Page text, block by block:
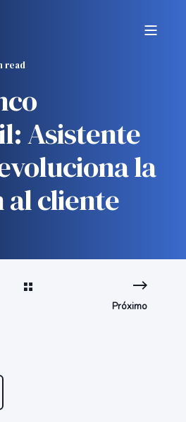
read
Asistente
la
al cliente
Próximo